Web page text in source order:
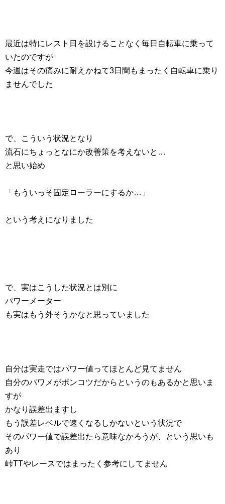
最近は特にレスト日を設けることなく毎日自転車に乗って
いたのですが
今週はその痛みに耐えかねて3日間もまったく自転車に乗り
ませんでした
で、こういう状況となり
流石にちょっとなにか改善策を考えないと…
と思い始め
「もういっそ固定ローラーにするか…」
という考えになりました
で、実はこうした状況とは別に
パワーメーター
も実はもう外そうかなと思っていました
自分は実走ではパワー値ってほとんど見てません
自分のパワメがポンコツだからというのもあるかと思いま
すが
かなり誤差出ますし
もう誤差レベルで速くなるしかないという状況で
そのパワー値で誤差出たら意味なかろうが、という思いも
あり
峠TTやレースではまったく参考にしてません